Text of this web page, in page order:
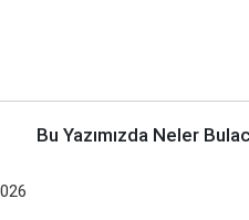
Bu Yazımızda Neler